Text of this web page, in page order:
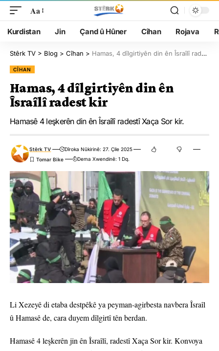
Aa
Kurdistan Jin Çand û Hûner Cîhan Rojava
Stêrk TV > Blog > Cîhan > Hamas, 4 dîlgirtiyên din ên Îsraîlî radest kir
CÎHAN
Hamas, 4 dîlgirtiyên din ên
Îsraîlî radest kir
Hamasê 4 leşkerên din ên Îsraîlî radestî Xaça Sor kir.
Stêrk TV
Dîroka Nûkirinê: 27. Çile 2025
Dema Xwendinê: 1 Dq.
Li Xezeyê di etaba destpêkê ya peyman-agirbesta navbera Îsraîl
û Hamasê de, cara duyem dîlgirtî tên berdan.
Hamasê 4 leşkerên jin ên Îsraîlî, radestî Xaça Sor kir. Konvoya